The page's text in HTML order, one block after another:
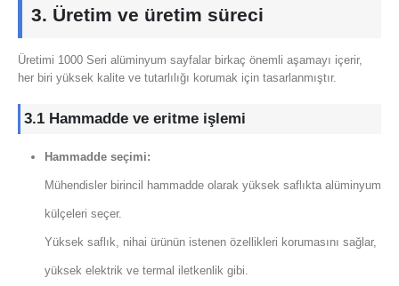
3. Üretim ve üretim süreci
Üretimi 1000 Seri alüminyum sayfalar birkaç önemli aşamayı içerir,
her biri yüksek kalite ve tutarlılığı korumak için tasarlanmıştır.
3.1 Hammadde ve eritme işlemi
Hammadde seçimi:
Mühendisler birincil hammadde olarak yüksek saflıkta alüminyum
külçeleri seçer.
Yüksek saflık, nihai ürünün istenen özellikleri korumasını sağlar,
yüksek elektrik ve termal iletkenlik gibi.